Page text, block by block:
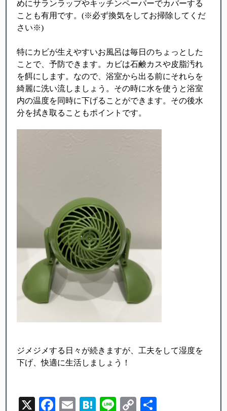
めにサランラップやキッチンペーパーでカバーする
ことも有用です。(※必ず換気をしてお掃除してくだ
さい※)
特にカビが生えやすいお風呂は毎日のちょっとした
ことで、予防できます。カビは石鹸カスや皮脂汚れ
を餌にします。なので、浴室から出る前にそれらを
綺麗に洗い流しましょう。その時に水を使うと浴室
内の温度を同時に下げることができます。その後水
分を拭き取ることもポイントです。
ジメジメする日々が続きますが、工夫をして湿度を
下げ、快適に生活しましょう！
X Facebook
EmailHatenaLineCopy